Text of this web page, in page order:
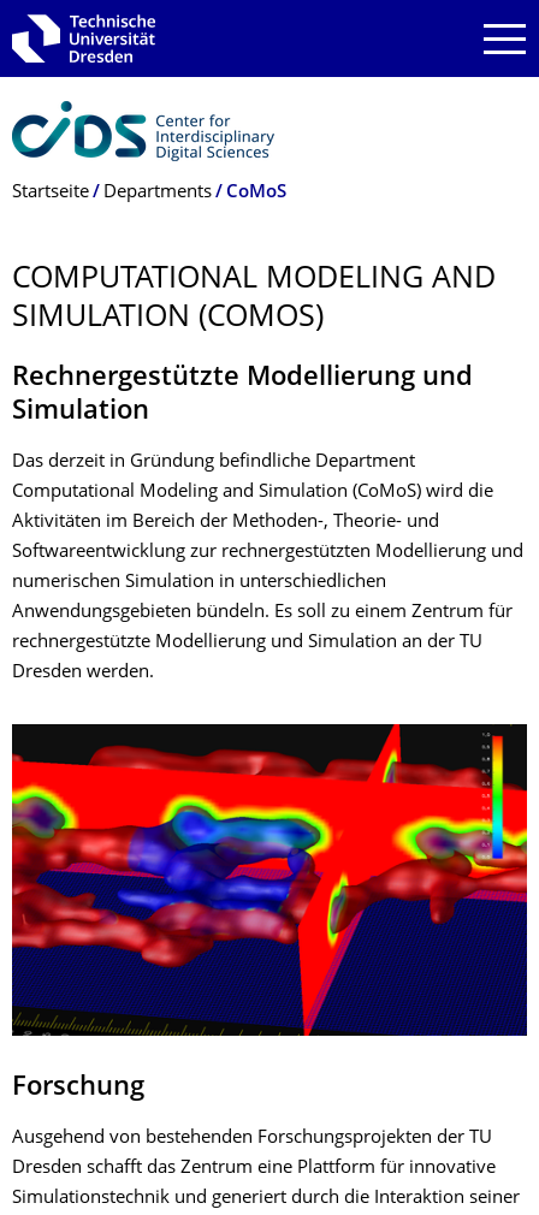
Zur Hauptnavigation springen
Zur Suche springen
Zum Inhalt springen
Breadcrumb-Menü
Startseite Departments CoMoS
COMPUTATIONAL MODELING AND
SIMULATION (COMOS)
Rechnergestützte Modellierung und
Simulation
Das derzeit in Gründung befindliche Department
Computational Modeling and Simulation (CoMoS) wird die
Aktivitäten im Bereich der Methoden-, Theorie- und
Softwareentwicklung zur rechnergestützten Modellierung und
numerischen Simulation in unterschiedlichen
Anwendungsgebieten bündeln. Es soll zu einem Zentrum für
rechnergestützte Modellierung und Simulation an der TU
Dresden werden.
Forschung
Ausgehend von bestehenden Forschungsprojekten der TU
Dresden schafft das Zentrum eine Plattform für innovative
Simulationstechnik und generiert durch die Interaktion seiner